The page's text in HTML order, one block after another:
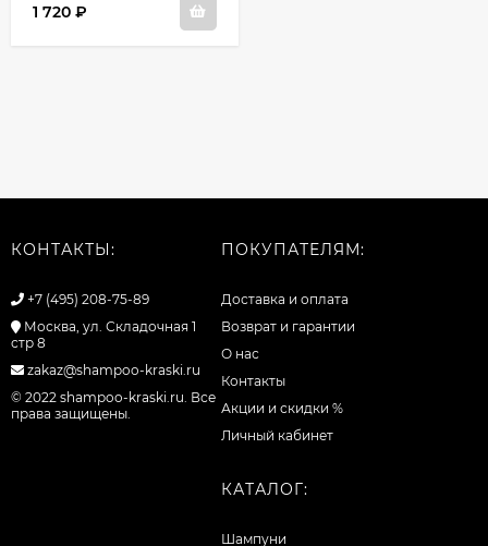
1 720 ₽
КОНТАКТЫ:
+7 (495) 208-75-89
Москва, ул. Складочная 1
стр 8
zakaz@shampoo-kraski.ru
© 2022 shampoo-kraski.ru. Все
права защищены.
ПОКУПАТЕЛЯМ:
Доставка и оплата
Возврат и гарантии
О нас
Контакты
Акции и скидки %
Личный кабинет
КАТАЛОГ:
Шампуни